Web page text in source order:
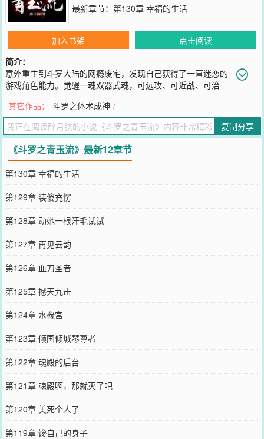
最新章节： 第130章 幸福的生活
加入书架
点击阅读
简介：
意外重生到斗罗大陆的网瘾废宅，发现自己获得了一直迷恋的
游戏角色能力。觉醒一魂双器武魂，可远攻、可近战、可治
一探究竟吧！
您要是觉得《斗罗之青玉流》还不错的话请不要忘记向您QQ群和微博
微信里的朋友推荐哦！
其它作品： 斗罗之体术成神 /
复制分享
《斗罗之青玉流》最新12章节
第130章 幸福的生活
第129章 装傻充愣
第128章 动她一根汗毛试试
第127章 再见云韵
第126章 血刀圣者
第125章 撼天九击
第124章 水橼宫
第123章 倾国倾城琴尊者
第122章 魂殿的后台
第121章 魂殿啊，那就灭了吧
第120章 美死个人了
第119章 馋自己的身子